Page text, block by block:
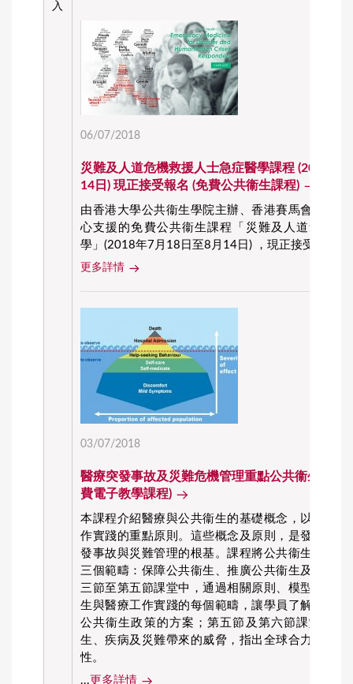
入
06/07/2018
災難及人道危機救援人士急症醫學課程 (2018年
14日) 現正接受報名 (免費公共衞生課程)
由香港大學公共衞生學院主辦、香港賽馬會災難防
心支援的免費公共衞生課程「災難及人道危機救
學」(2018年7月18日至8月14日) ，現正接受報名
更多詳情
03/07/2018
醫療突發事故及災難危機管理重點公共衞生概念
費電子教學課程)
本課程介紹醫療與公共衞生的基礎概念，以及公共
作實踐的重點原則。這些概念及原則，是發展及改
發事故與災難管理的根基。課程將公共衞生與醫療
三個範疇：保障公共衞生、推廣公共衞生及提供醫
三節至第五節課堂中，通過相關原則、模型及理論
生與醫療工作實踐的每個範疇，讓學員了解如何發
公共衞生政策的方案；第五節及第六節課堂則講
生、疾病及災難帶來的威脅，指出全球合力應對有
性。
... 更多詳情